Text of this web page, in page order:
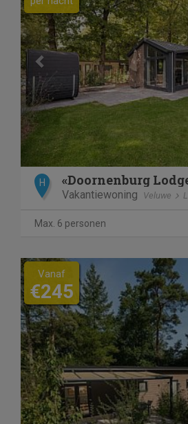
H «Doornenburg
Vakantiewoning Veluwe
Max. 6 personen
Vanaf
€245